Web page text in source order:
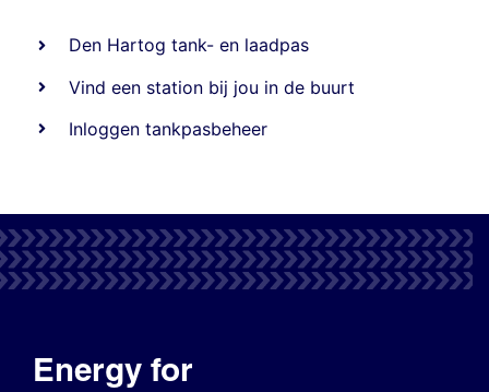
Den Hartog tank- en laadpas
Vind een station bij jou in de buurt
Inloggen tankpasbeheer
Energy for